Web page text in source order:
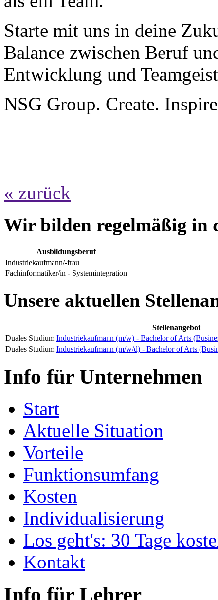
Starte mit uns in deine
Balance zwischen Beruf
Entwicklung und
NSG Group. Create.
« zurück
Wir bilden regelmäßig in
Ausbildungsberuf
Industriekaufmann/-frau
Fachinformatiker/in - Systemintegration
Unsere aktuellen
Stellenangebot
Duales Studium Industriekaufmann (m/w) - Bachelor of Arts
Duales Studium Industriekaufmann (m/w/d) - Bachelor of Arts
Info für Unternehmen
Start
Aktuelle Situation
Vorteile
Funktionsumfang
Kosten
Individualisierung
Los geht's: 30 Tage
Kontakt
Info für Lehrer